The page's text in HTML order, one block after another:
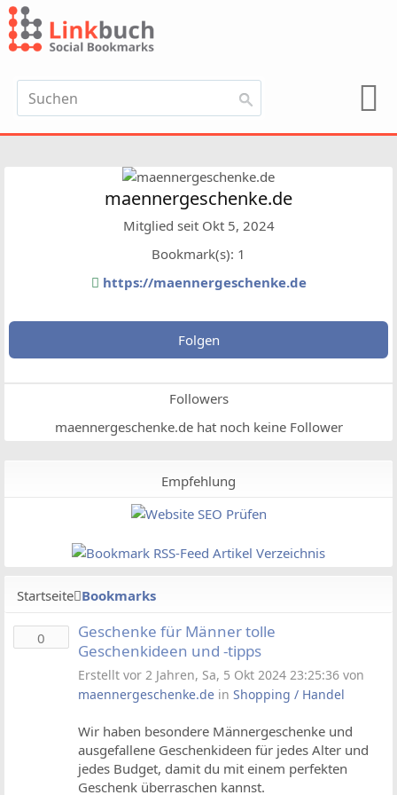
maennergeschenke.de
Mitglied seit Okt 5, 2024
Bookmark(s): 1
https://maennergeschenke.de
Folgen
Followers
maennergeschenke.de hat noch keine Follower
Empfehlung
Startseite Bookmarks
0
Geschenke für Männer tolle
Geschenkideen und -tipps
Erstellt vor 2 Jahren, Sa, 5 Okt 2024 23:25:36 von
maennergeschenke.dein Shopping / Handel
Wir haben besondere Männergeschenke und
ausgefallene Geschenkideen für jedes Alter und
jedes Budget, damit du mit einem perfekten
Geschenk überraschen kannst.